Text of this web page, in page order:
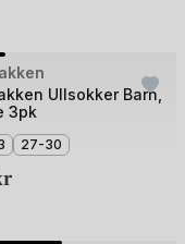
Ullsokker Barn,
3pk
27-30